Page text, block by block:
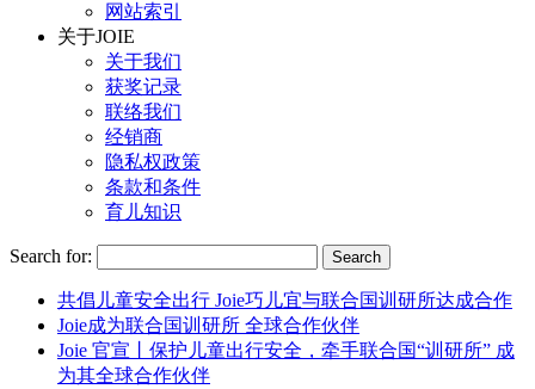
网站索引
关于JOIE
关于我们
获奖记录
联络我们
经销商
隐私权政策
条款和条件
育儿知识
Search for:
共倡儿童安全出行 Joie巧儿宜与联合国训研所达成合作
Joie成为联合国训研所 全球合作伙伴
Joie 官宣丨保护儿童出行安全，牵手联合国“训研所” 成
为其全球合作伙伴